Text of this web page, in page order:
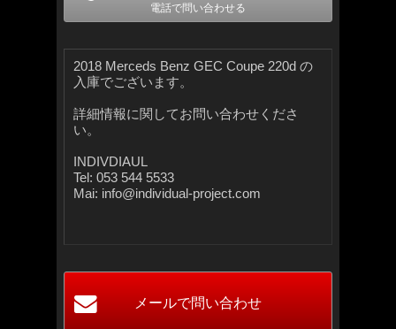
電話で問い合わせる
2018 Merceds Benz GEC Coupe 220d の
入庫でございます。
詳細情報に関してお問い合わせくださ
い。
INDIVDIAUL
Tel: 053 544 5533
Mai: info@individual-project.com